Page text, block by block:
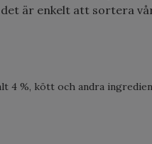
är enkelt att sortera
4 %, kött och andra